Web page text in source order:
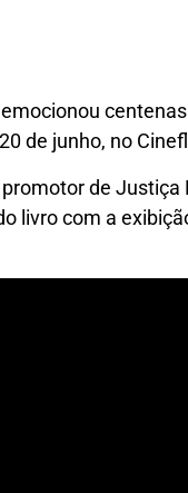
de junho, no
de Justiça
livro com a